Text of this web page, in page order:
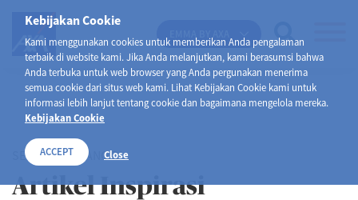
Kebijakan Cookie
Kami menggunakan cookies untuk memberikan Anda pengalaman
terbaik di website kami. Jika Anda melanjutkan, kami berasumsi bahwa
Anda terbuka untuk web browser yang Anda pergunakan menerima
semua cookie dari situs web kami. Lihat Kebijakan Cookie kami untuk
informasi lebih lanjut tentang cookie dan bagaimana mengelola mereka.
Kebijakan Cookie
ACCEPT Close
SELAMAT DATANG DI
Artikel Inspirasi